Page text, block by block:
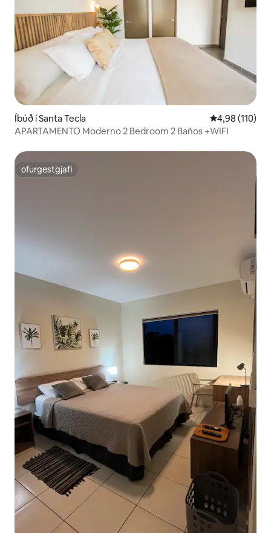
Íbúð í Santa Tecla 4,98 af 5 í
4,98 (110)
APARTAMENTO Moderno 2 Bedroom 2 Baños +WIFI
ofurgestgjafi
ofurgestgjafi